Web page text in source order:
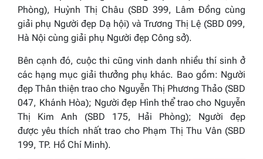
Phòng), Huỳnh Thị Châu (SBD 399, Lâm Đồng cùng
giải phụ Người đẹp Dạ hội) và Trương Thị Lệ (SBD 099,
Hà Nội cùng giải phụ Người đẹp Công sở).
Bên cạnh đó, cuộc thi cũng vinh danh nhiều thí sinh ở
các hạng mục giải thưởng phụ khác. Bao gồm: Người
đẹp Thân thiện trao cho Nguyễn Thị Phương Thảo (SBD
047, Khánh Hòa); Người đẹp Hình thểtrao cho Nguyễn
Thị Kim Anh (SBD 175, Hải Phòng); Người đẹp
được yêu thích nhấttrao cho Phạm Thị Thu Vân (SBD
199, TP. Hồ Chí Minh).